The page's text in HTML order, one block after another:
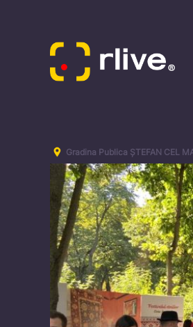
Gradina Publica ȘTEFAN CEL